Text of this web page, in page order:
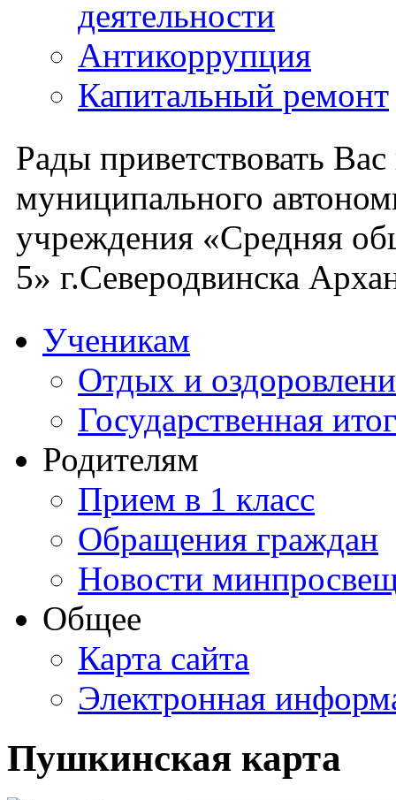
деятельности
Антикоррупция
Капитальный ремонт
Рады приветствовать
муниципального
учреждения «Средняя
5» г.Северодвинска
Ученикам
Отдых и
Государственная
Родителям
Прием в 1 класс
Обращения граждан
Новости
Общее
Карта сайта
Электронная
Пушкинская карта